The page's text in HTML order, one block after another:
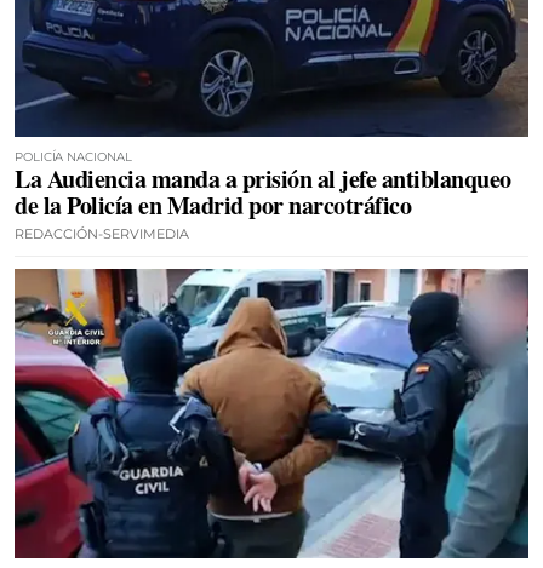
POLICÍA NACIONAL
La Audiencia manda a prisión al jefe antiblanqueo
de la Policía en Madrid por narcotráfico
REDACCIÓN-SERVIMEDIA